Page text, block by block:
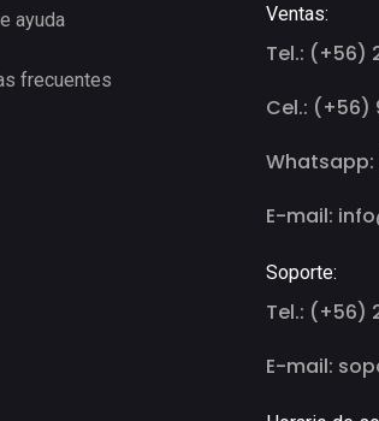
ayuda
frecuentes
Ventas:
Tel.: (+56)
Cel.: (+56)
Whatsapp:
E-mail:
Soporte:
Tel.: (+56)
E-mail: